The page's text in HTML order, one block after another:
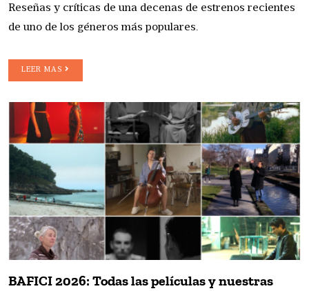
Reseñas y críticas de una decenas de estrenos recientes
de uno de los géneros más populares.
LEER MAS
BAFICI 2026: Todas las películas y nuestras